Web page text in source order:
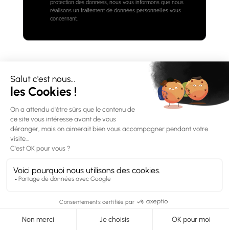
protection des données, nous vous informons que nous
réalisons un traitement de données personnelles vous
concernant.
+ d'articles